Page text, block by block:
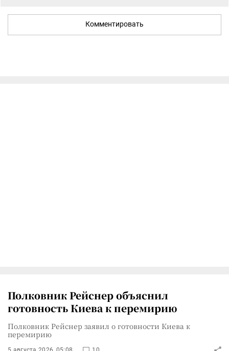
Комментировать
Полковник Рейснер объяснил
готовность Киева к перемирию
Полковник Рейснер заявил о готовности Киева к
перемирию